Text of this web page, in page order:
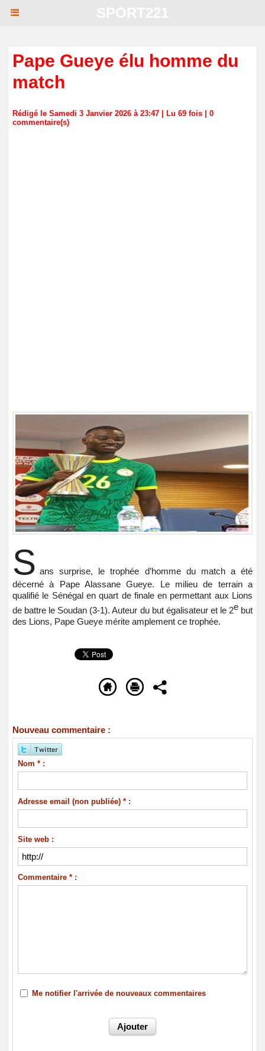
Pape Gueye élu homme du
match
Rédigé le Samedi 3 Janvier 2026 à 23:47 | Lu 69 fois | 0
commentaire(s)
S ans surprise, le trophée d’homme du match a été
décerné à Pape Alassane Gueye. Le milieu de terrain a
qualifié le Sénégal en quart de finale en permettant aux Lions
de battre le Soudan (3-1). Auteur du but égalisateur et le 2ebut
des Lions, Pape Gueye mérite amplement ce trophée.
Nouveau commentaire :
Nom * :
Adresse email (non publiée) * :
Site web :
Commentaire * :
Me notifier l'arrivée de nouveaux commentaires